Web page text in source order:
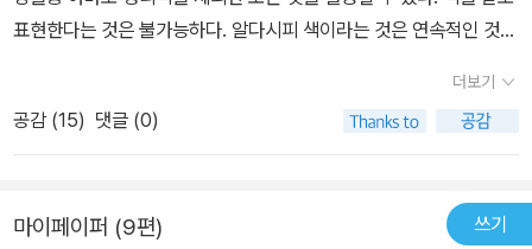
표현한다는 것은 불가능하다. 알다시피 색이라는 것은 연속적인 것이
하는 색채론 또는 색채 관찰은 부정확 할 수 밖에 없다. 그럼에도 이
책이 대단한 점은 현대 환원론에 대한 비판이다. 괴테가 이 책을 쓸 당
시 환원론을 비판하고자 했는 지는 알 수 없으나, 뉴턴등을 신랄하게
붙이기 전의 상태가 된다는 환원론... 현대 과학이 가진 한계라고 근래
더보기
공감 (15) 댓글 (0)
마이페이퍼 (9편) 쓰기